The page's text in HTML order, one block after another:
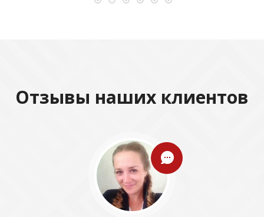
Отзывы наших клиентов